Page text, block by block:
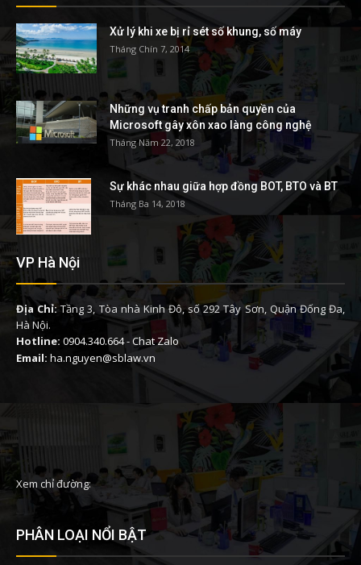
Xử lý khi xe bị rỉ sét số khung, số máy
Tháng Chín 7, 2014
Những vụ tranh chấp bản quyền của
Microsoft gây xôn xao làng công nghệ
Tháng Năm 22, 2018
Sự khác nhau giữa hợp đồng BOT, BTO và BT
Tháng Ba 14, 2018
VP Hà Nội
Địa Chỉ: Tầng 3, Tòa nhà Kinh Đô, số 292 Tây Sơn, Quận Đống Đa,
Hà Nội.
Hotline: 0904.340.664-Chat Zalo
Email: ha.nguyen@sblaw.vn
Xem chỉ đường:
PHÂN LOẠI NỔI BẬT